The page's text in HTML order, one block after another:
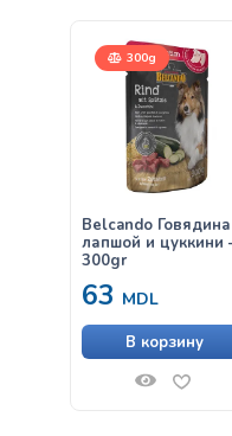
300g
Belcando
лапшой и
300gr
63 MDL
В корзину